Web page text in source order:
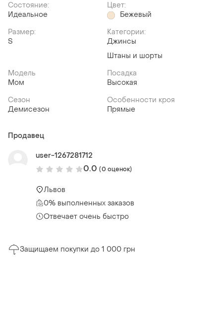
Состояние:
Идеальное
Цвет:
Бежевый
Размер:
S
Категории:
Джинсы
Штаны и шорты
Модель
Мом
Посадка
Высокая
Сезон
Демисезон
Особенности кроя
Прямые
Продавец
user-1267281712
0.0 (0 оценок)
Львов
0% выполненных заказов
Отвечает очень быстро
Защищаем покупки до 1 000 грн